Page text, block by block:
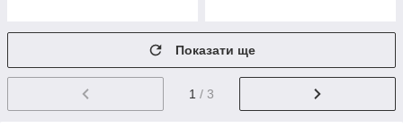
Показати ще
1 / 3